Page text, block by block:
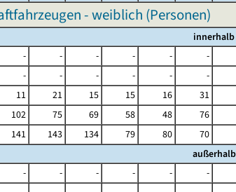
- weiblich (Personen)
- - - - - -
- - - - - -
11 21 15 15 16 31
102 75 69 58 48 76
141 143 134 79 80 70
- - - - - -